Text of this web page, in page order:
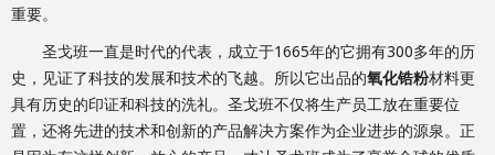
重要。
圣戈班一直是时代的代表，成立于1665年的它拥有300多年的历
史，见证了科技的发展和技术的飞越。所以它出品的氧化锆粉材料更
具有历史的印证和科技的洗礼。圣戈班不仅将生产员工放在重要位
置，还将先进的技术和创新的产品解决方案作为企业进步的源泉。正